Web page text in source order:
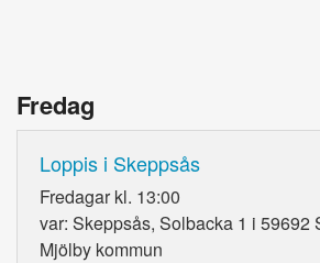
Fredag
Loppis i Skeppsås
Fredagar kl. 13:00
var: Skeppsås, Solbacka 1 i 59692
Mjölby kommun